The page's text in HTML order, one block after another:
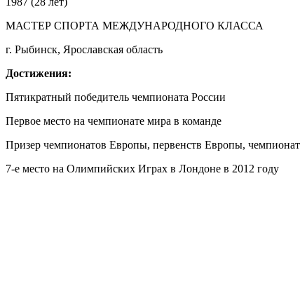
МАСТЕР СПОРТА МЕЖДУНАРОДНОГО КЛАССА
г. Рыбинск, Ярославская область
Достижения:
Пятикратный победитель чемпионата России
Первое место на чемпионате мира в команде
Призер чемпионатов Европы, первенств Европы,
7-е место на Олимпийских Играх в Лондоне в 2012 году